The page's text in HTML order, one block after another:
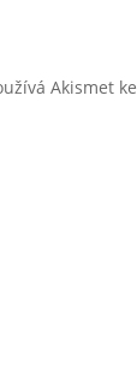
Akismet